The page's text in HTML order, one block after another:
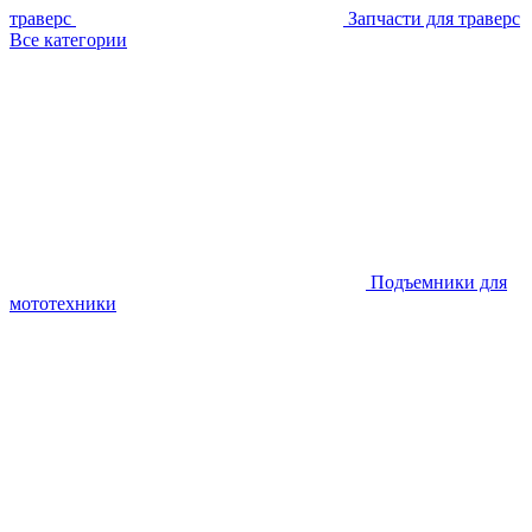
траверс
Запчасти для траверс
Все категории
Подъемники для
мототехники